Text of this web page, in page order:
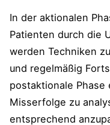
In der aktionalen
Patienten durch die
werden Techniken
und regelmäßig
postaktionale
Misserfolge zu
entsprechend